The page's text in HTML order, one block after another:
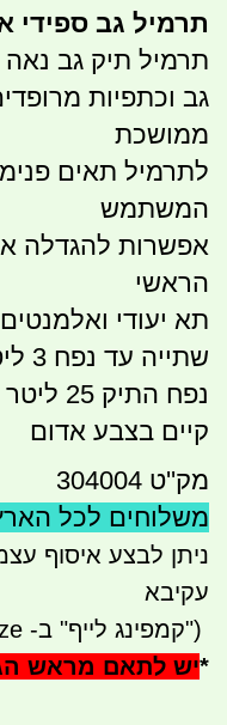
תרמיל גב ספידי אדום 25 ליטר
תרמיל תיק גב נאה
גב וכתפיות
ממושכת
לתרמיל תאים
המשתמש
אפשרות להגדלה
הראשי
תא יעודי
שתייה עד נפח 3 ליטר - לא כולל שקית
נפח התיק 25 ליטר
קיים בצבע אדום
מק''ט 304004
משלוחים לכל הארץ 41
עקיבא
")קמפינג לייף" ב- waze)
*יש לתאם מראש